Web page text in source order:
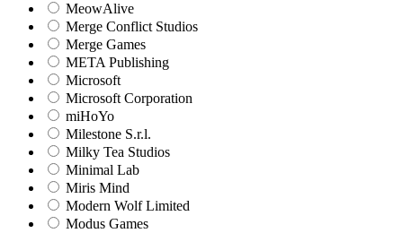
MeowAlive
Merge Conflict Studios
Merge Games
META Publishing
Microsoft
Microsoft Corporation‬
miHoYo
Milestone S.r.l.
Milky Tea Studios
Minimal Lab
Miris Mind
Modern Wolf Limited
Modus Games